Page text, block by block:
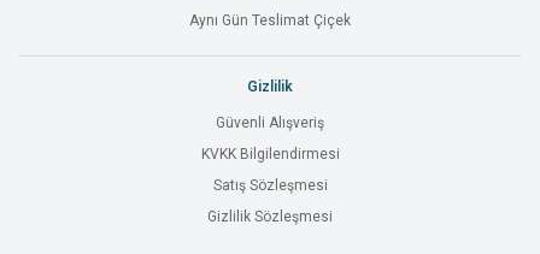
Aynı Gün Teslimat Çiçek
Gizlilik
Güvenli Alışveriş
KVKK Bilgilendirmesi
Satış Sözleşmesi
Gizlilik Sözleşmesi